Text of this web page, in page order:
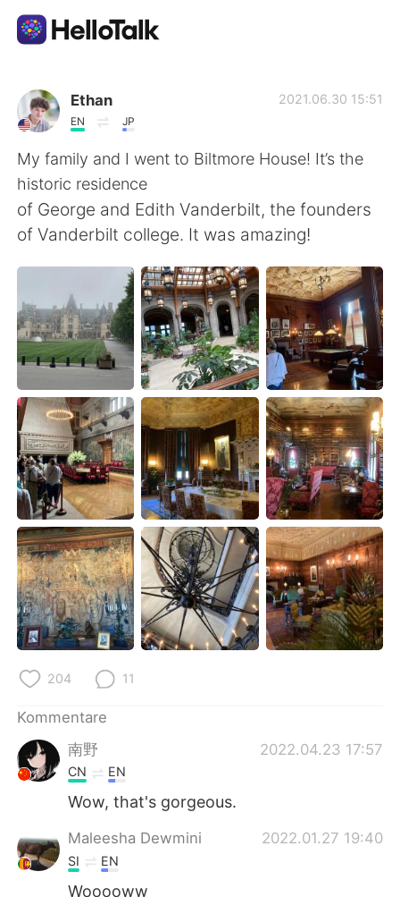
Sprachaustausch-App
AI Grammar Checker
Deutsch
English 简体中文
繁體中文 Español
العربية Français
日本語 한국어
Русский ไทย
Indonesia Italiano
Türkçe Tiếng Việt
Português
Ethan
EN JP
2021.06.30 15:51
My family and I went to Biltmore House! It’s the
historic residence
of George and Edith Vanderbilt, the founders
of Vanderbilt college. It was amazing!
204 11
Kommentare
南野
2022.04.23 17:57
CN EN
Wow, that's gorgeous.
Maleesha Dewmini 2022.01.27 19:40
SI EN
Wooooww